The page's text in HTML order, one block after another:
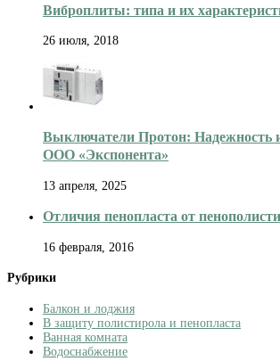
Виброплиты: типа и их
26 июля, 2018
Выключатели Протон: Надежность
ООО «Экспонента»
13 апреля, 2025
Отличия пенопласта от
16 февраля, 2016
Рубрики
Балкон и лоджия
В защиту полистирола и пенопласта
Ванная комната
Водоснабжение